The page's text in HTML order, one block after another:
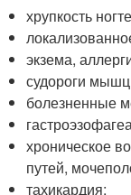
хрупкость
экзема,
судороги
болезненные
хроническое
путей,
тахикардия;